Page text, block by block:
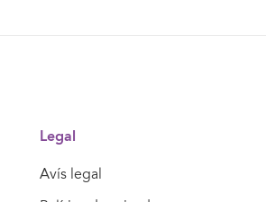
Legal
Avís legal